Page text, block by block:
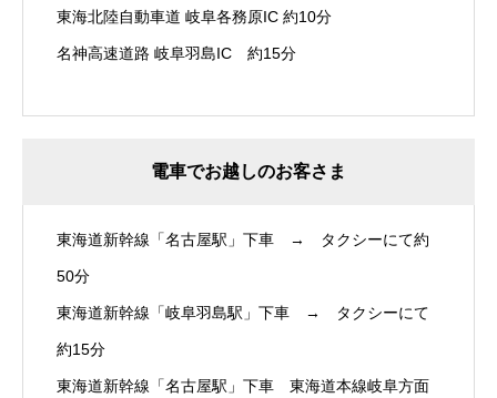
東海北陸自動車道 岐阜各務原IC 約10分
名神高速道路 岐阜羽島IC 約15分
電車でお越しのお客さま
東海道新幹線「名古屋駅」下車 → タクシーにて約
50分
東海道新幹線「岐阜羽島駅」下車 → タクシーにて
約15分
東海道新幹線「名古屋駅」下車 東海道本線岐阜方面